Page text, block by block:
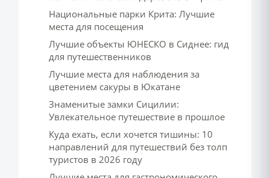
Национальные парки Крита: Лучшие
места для посещения
Лучшие объекты ЮНЕСКО в Сиднее: гид
для путешественников
Лучшие места для наблюдения за
цветением сакуры в Юкатане
Знаменитые замки Сицилии:
Увлекательное путешествие в прошлое
Куда ехать, если хочется тишины: 10
направлений для путешествий без толп
туристов в 2026 году